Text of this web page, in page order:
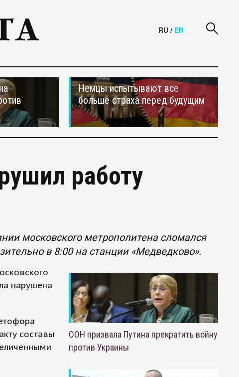
RU / EN
Немцы испытывают все
больше страха перед будущим
работу
московского метрополитена сломался
в 8:00 на станции «Медведково».
нарушена
составы
ООН призвала Путина прекратить войну
против Украины